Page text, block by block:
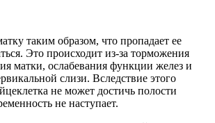
таким образом, что пропадает ее
Это происходит из-за торможения
матки, ослабевания функции желез и
слизи. Вследствие этого
не может достичь полости
не наступает.